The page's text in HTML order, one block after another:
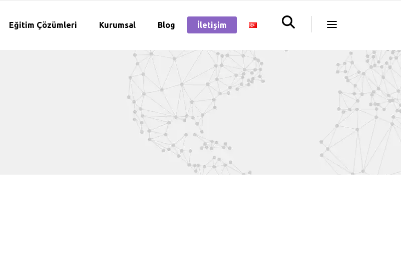
Eğitim Çözümleri Kurumsal Blog İletişim